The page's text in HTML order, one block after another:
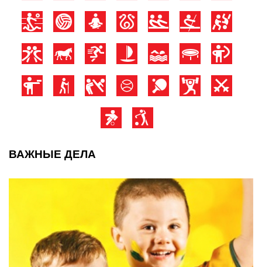
ВАЖНЫЕ ДЕЛА